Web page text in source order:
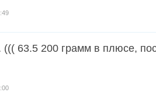
((( 63.5 200 грамм в плюсе,